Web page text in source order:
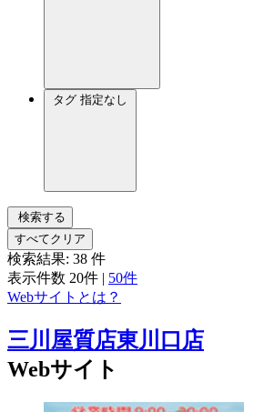
タグ 指定なし
検索する
すべてクリア
検索結果: 38 件
表示件数 20件 | 50件
Webサイトとは？
三川屋質店東川口店
Webサイト